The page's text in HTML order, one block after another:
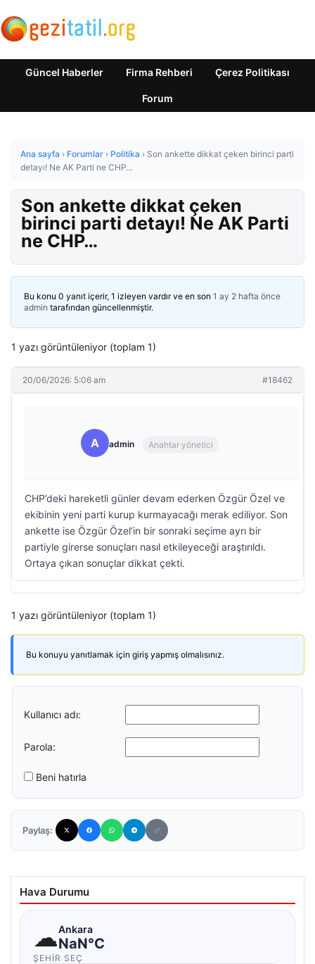
Güncel Haberler Firma Rehberi Çerez Politikası
Forum
Ana sayfa › Forumlar › Politika › Son ankette dikkat çeken birinci parti
detayı! Ne AK Parti ne CHP…
Son ankette dikkat çeken
birinci parti detayı! Ne AK Parti
ne CHP…
Bu konu 0 yanıt içerir, 1 izleyen vardır ve en son 1 ay 2 hafta önce
admin tarafından güncellenmiştir.
1 yazı görüntüleniyor (toplam 1)
20/06/2026: 5:06 am #18462
A admin Anahtar yönetici
CHP’deki hareketli günler devam ederken Özgür Özel ve
ekibinin yeni parti kurup kurmayacağı merak ediliyor. Son
ankette ise Özgür Özel’in bir sonraki seçime ayrı bir
partiyle girerse sonuçları nasıl etkileyeceği araştırıldı.
Ortaya çıkan sonuçlar dikkat çekti.
1 yazı görüntüleniyor (toplam 1)
Bu konuyu yanıtlamak için giriş yapmış olmalısınız.
Kullanıcı adı:
Parola:
Beni hatırla
Paylaş:
Hava Durumu
☁Ankara
NaN°C
ŞEHIR SEÇ